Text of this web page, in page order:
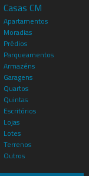
Casas CM
Apartamentos
Moradias
Prédios
Parqueamentos
Armazéns
Garagens
Quartos
Quintas
Escritórios
Lojas
Lotes
Terrenos
Outros